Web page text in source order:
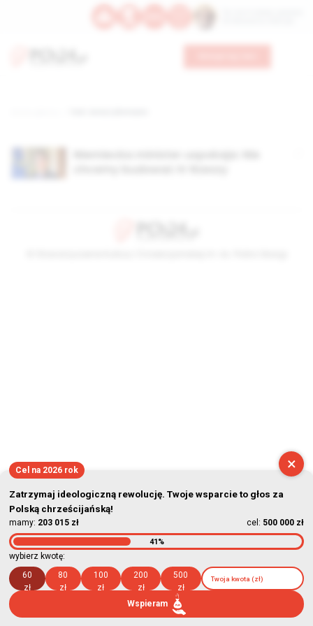
×
Cel na 2026 rok
Zatrzymaj ideologiczną rewolucję. Twoje wsparcie to głos za
Polską chrześcijańską!
mamy: 203 015 zł cel: 500 000 zł
41%
wybierz kwotę:
60
zł
80
zł
100
zł
200
zł
500
zł
Wspieram